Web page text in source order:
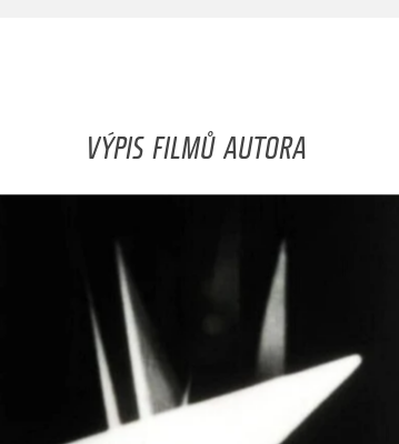
VÝPIS FILMŮ AUTORA